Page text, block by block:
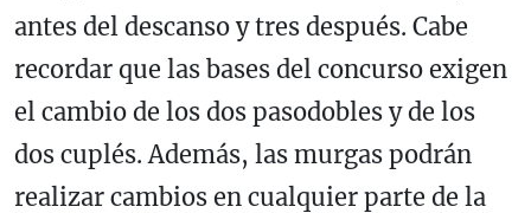
antes del descanso y tres después. Cabe
recordar que las bases del concurso exigen
el cambio de los dos pasodobles y de los
dos cuplés. Además, las murgas podrán
realizar cambios en cualquier parte de la